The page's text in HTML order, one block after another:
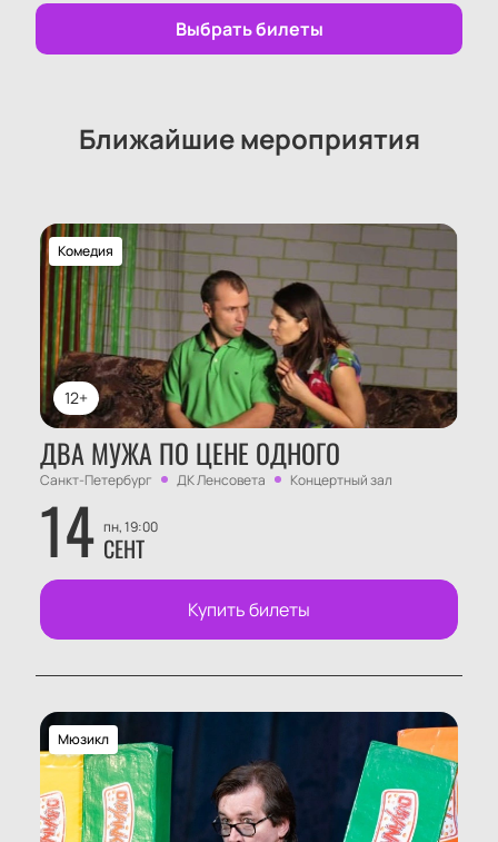
Выбрать билеты
Ближайшие мероприятия
12+
Комедия
ДВА МУЖА ПО ЦЕНЕ ОДНОГО
Санкт-Петербург ДК Ленсовета Концертный зал
14 пн, 19:00
СЕНТ
Купить билеты
Мюзикл